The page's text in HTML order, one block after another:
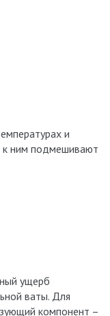
и
к ним подмешивают
ущерб
ваты. Для
компонент –